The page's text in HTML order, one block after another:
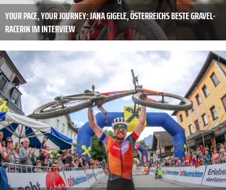
YOUR PACE, YOUR JOURNEY: JANA GIGELE, ÖSTERREICHS BESTE GRAVEL-
RACERIN IM INTERVIEW